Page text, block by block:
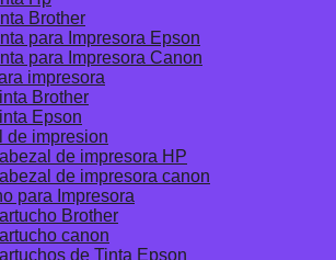
Brother
para Impresora Epson
para Impresora Canon
impresora
Brother
Epson
de impresion
de impresora HP
de impresora canon
para Impresora
Brother
canon
de Tinta Epson